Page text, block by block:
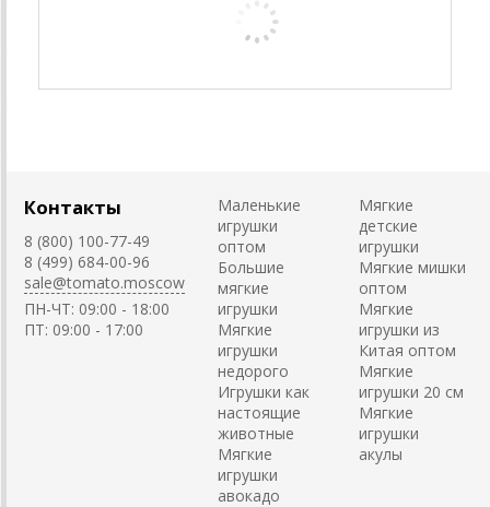
Контакты
8 (800) 100-77-49
8 (499) 684-00-96
sale@tomato.moscow
ПН-ЧТ: 09:00 - 18:00
ПТ: 09:00 - 17:00
Маленькие
игрушки
оптом
Большие
мягкие
игрушки
Мягкие
игрушки
недорого
Игрушки как
настоящие
животные
Мягкие
игрушки
авокадо
Мягкие
детские
игрушки
Мягкие мишки
оптом
Мягкие
игрушки из
Китая оптом
Мягкие
игрушки 20 см
Мягкие
игрушки
акулы